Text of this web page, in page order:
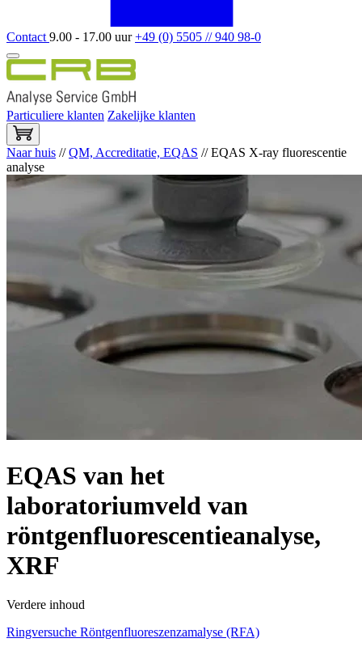
Contact 9.00 - 17.00 uur+49 (0) 5505 // 940 98-0
Particuliere klanten Zakelijke klanten
Naar huis //QM, Accreditatie, EQAS //EQAS X-ray fluorescentie
analyse
EQAS van het
laboratoriumveld van
röntgenfluorescentieanalyse,
XRF
Verdere inhoud
Ringversuche Röntgenfluoreszenzamalyse (RFA)